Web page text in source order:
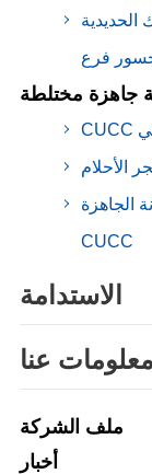
فرع
جاهزة مختلطة
الأحلام
الجاهزة
CUCC
الاستدامة
معلومات عنا
ملف الشركة
أخبار